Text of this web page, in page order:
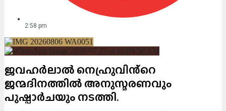
2:58 pm
ജവഹർലാൽ നെഹ്രുവിൻ്റെ
ജന്മദിനത്തിൽ അനുസ്മരണവും
പുഷ്പാർചയും നടത്തി.